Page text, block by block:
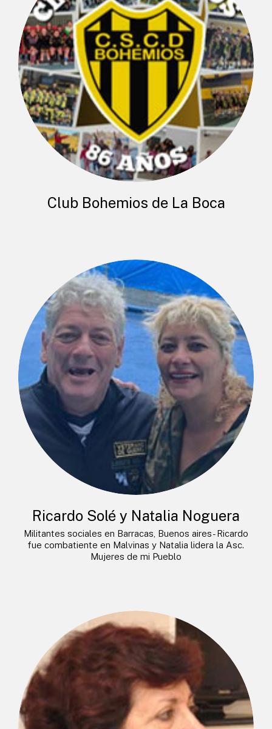
Club Bohemios de La Boca
Ricardo Solé y Natalia Noguera
Militantes sociales en Barracas, Buenos aires- Ricardo
fue combatiente en Malvinas y Natalia lidera la Asc.
Mujeres de mi Pueblo